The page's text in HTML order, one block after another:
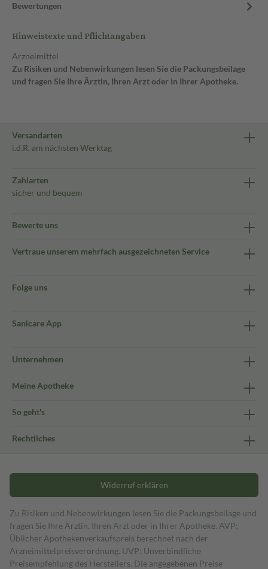
Bewertungen
Hinweistexte und Pflichtangaben
Arzneimittel
Zu Risiken und Nebenwirkungen lesen Sie die Packungsbeilage
und fragen Sie Ihre Ärztin, Ihren Arzt oder in Ihrer Apotheke.
Versandarten
i.d.R. am nächsten Werktag
Zahlarten
sicher und bequem
Bewerte uns
Vertraue unserem mehrfach ausgezeichneten Service
Folge uns
Sanicare App
Unternehmen
Meine Apotheke
So geht's
Rechtliches
Widerruf erklären
Zu Risiken und Nebenwirkungen lesen Sie die Packungsbeilage und
fragen Sie Ihre Ärztin, Ihren Arzt oder in Ihrer Apotheke. AVP:
Üblicher Apothekenverkaufspreis berechnet nach der
Arzneimittelpreisverordnung. UVP: Unverbindliche
Preisempfehlung des Herstellers. Die angegebenen Preise